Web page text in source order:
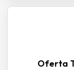
Oferta